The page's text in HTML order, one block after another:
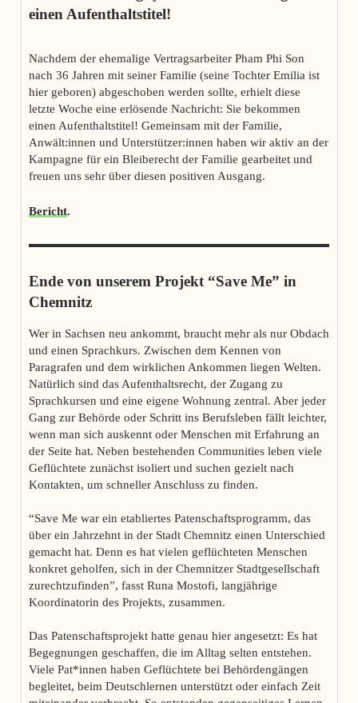
einen Aufenthaltstitel!
Nachdem der ehemalige Vertragsarbeiter Pham Phi Son
nach 36 Jahren mit seiner Familie (seine Tochter Emilia ist
hier geboren) abgeschoben werden sollte, erhielt diese
letzte Woche eine erlösende Nachricht: Sie bekommen
einen Aufenthaltstitel! Gemeinsam mit der Familie,
Anwält:innen und Unterstützer:innen haben wir aktiv an der
Kampagne für ein Bleiberecht der Familie gearbeitet und
freuen uns sehr über diesen positiven Ausgang.
Bericht.
Ende von unserem Projekt “Save Me” in
Chemnitz
Wer in Sachsen neu ankommt, braucht mehr als nur Obdach
und einen Sprachkurs. Zwischen dem Kennen von
Paragrafen und dem wirklichen Ankommen liegen Welten.
Natürlich sind das Aufenthaltsrecht, der Zugang zu
Sprachkursen und eine eigene Wohnung zentral. Aber jeder
Gang zur Behörde oder Schritt ins Berufsleben fällt leichter,
wenn man sich auskennt oder Menschen mit Erfahrung an
der Seite hat. Neben bestehenden Communities leben viele
Geflüchtete zunächst isoliert und suchen gezielt nach
Kontakten, um schneller Anschluss zu finden.
“Save Me war ein etabliertes Patenschaftsprogramm, das
über ein Jahrzehnt in der Stadt Chemnitz einen Unterschied
gemacht hat. Denn es hat vielen geflüchteten Menschen
konkret geholfen, sich in der Chemnitzer Stadtgesellschaft
zurechtzufinden”, fasst Runa Mostofi, langjährige
Koordinatorin des Projekts, zusammen.
Das Patenschaftsprojekt hatte genau hier angesetzt: Es hat
Begegnungen geschaffen, die im Alltag selten entstehen.
Viele Pat*innen haben Geflüchtete bei Behördengängen
begleitet, beim Deutschlernen unterstützt oder einfach Zeit